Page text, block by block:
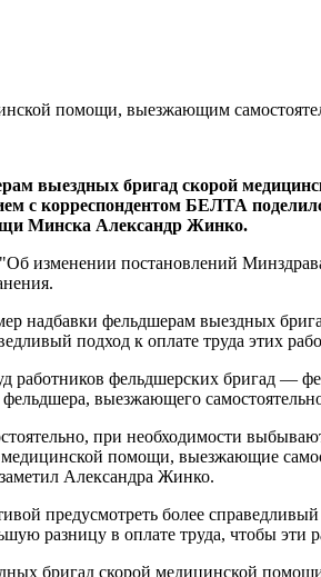
выездных бригад скорой
с корреспондентом БЕЛТА
Минска Александр Жинко.
изменении постановлений
надбавки фельдшерам выездных
подход к оплате труда этих
работников фельдшерских бригад —
выезжающего
при необходимости
помощи, выезжающие
Александра Жинко.
предусмотреть более
разницу в оплате труда, чтобы
бригад скорой медицинской